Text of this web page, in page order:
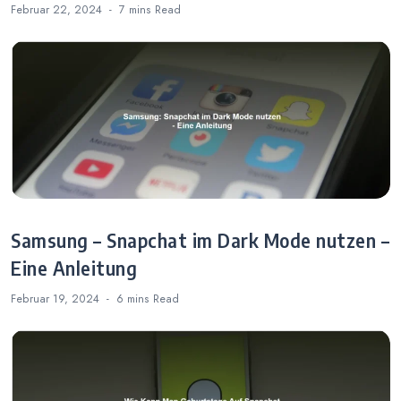
Februar 22, 2024 7 mins Read
Samsung – Snapchat im Dark Mode nutzen –
Eine Anleitung
Februar 19, 2024 6 mins Read